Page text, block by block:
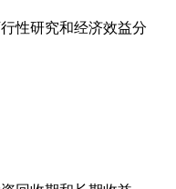
性研究和经济效益分